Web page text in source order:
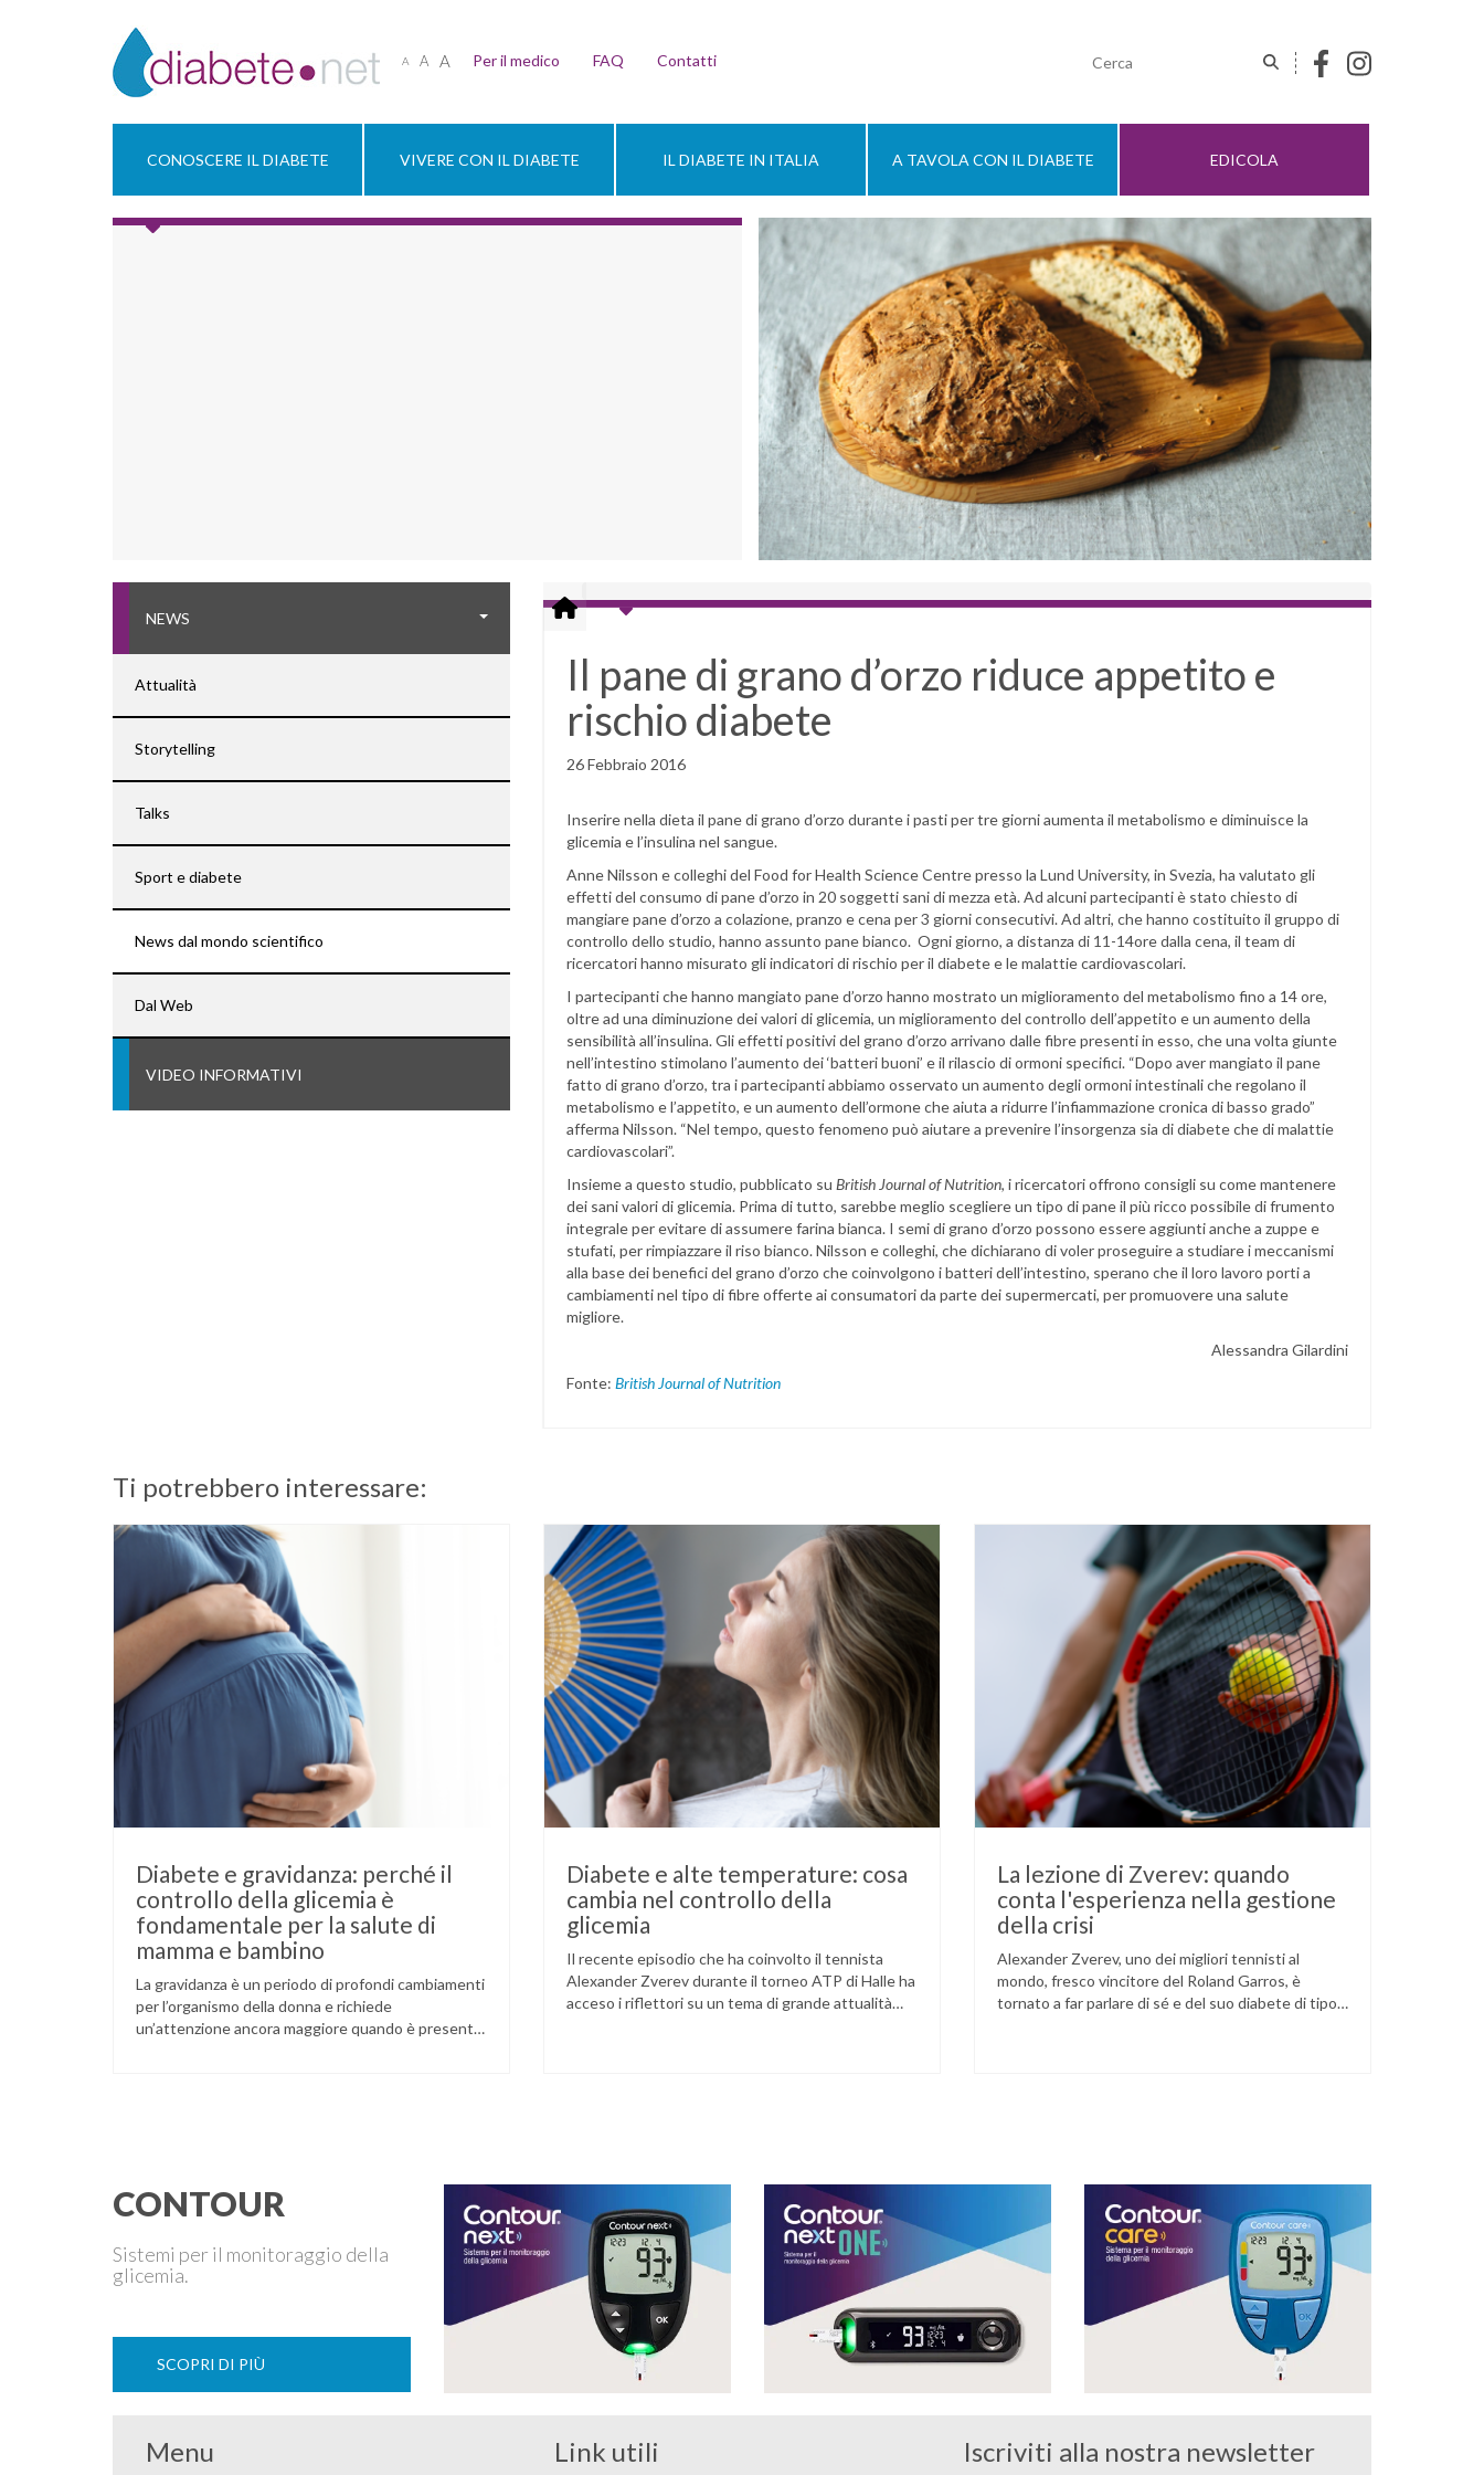
A A A Per il medico FAQ Contatti
CONOSCERE IL DIABETE VIVERE CON IL DIABETE IL DIABETE IN ITALIA A TAVOLA CON IL DIABETE EDICOLA
NEWS
Attualità
Storytelling
Talks
Sport e diabete
News dal mondo scientifico
Dal Web
VIDEO INFORMATIVI
Il pane di grano d’orzo riduce appetito e
rischio diabete
26 Febbraio 2016
Inserire nella dieta il pane di grano d’orzo durante i pasti per tre giorni aumenta il metabolismo e diminuisce la
glicemia e l’insulina nel sangue.
Anne Nilsson e colleghi del Food for Health Science Centre presso la Lund University, in Svezia, ha valutato gli
effetti del consumo di pane d’orzo in 20 soggetti sani di mezza età. Ad alcuni partecipanti è stato chiesto di
mangiare pane d’orzo a colazione, pranzo e cena per 3 giorni consecutivi. Ad altri, che hanno costituito il gruppo di
controllo dello studio, hanno assunto pane bianco. Ogni giorno, a distanza di 11-14ore dalla cena, il team di
ricercatori hanno misurato gli indicatori di rischio per il diabete e le malattie cardiovascolari.
I partecipanti che hanno mangiato pane d’orzo hanno mostrato un miglioramento del metabolismo fino a 14 ore,
oltre ad una diminuzione dei valori di glicemia, un miglioramento del controllo dell’appetito e un aumento della
sensibilità all’insulina. Gli effetti positivi del grano d’orzo arrivano dalle fibre presenti in esso, che una volta giunte
nell’intestino stimolano l’aumento dei ‘batteri buoni’ e il rilascio di ormoni specifici. “Dopo aver mangiato il pane
fatto di grano d’orzo, tra i partecipanti abbiamo osservato un aumento degli ormoni intestinali che regolano il
metabolismo e l’appetito, e un aumento dell’ormone che aiuta a ridurre l’infiammazione cronica di basso grado”
afferma Nilsson. “Nel tempo, questo fenomeno può aiutare a prevenire l’insorgenza sia di diabete che di malattie
cardiovascolari”.
Insieme a questo studio, pubblicato su British Journal of Nutrition, i ricercatori offrono consigli su come mantenere
dei sani valori di glicemia. Prima di tutto, sarebbe meglio scegliere un tipo di pane il più ricco possibile di frumento
integrale per evitare di assumere farina bianca. I semi di grano d’orzo possono essere aggiunti anche a zuppe e
stufati, per rimpiazzare il riso bianco. Nilsson e colleghi, che dichiarano di voler proseguire a studiare i meccanismi
alla base dei benefici del grano d’orzo che coinvolgono i batteri dell’intestino, sperano che il loro lavoro porti a
cambiamenti nel tipo di fibre offerte ai consumatori da parte dei supermercati, per promuovere una salute
migliore.
Alessandra Gilardini
Fonte: British Journal of Nutrition
Ti potrebbero interessare:
Diabete e gravidanza: perché il
controllo della glicemia è
fondamentale per la salute di
mamma e bambino
La gravidanza è un periodo di profondi cambiamenti
per l’organismo della donna e richiede
un’attenzione ancora maggiore quando è presente
Diabete e alte temperature: cosa
cambia nel controllo della
glicemia
Il recente episodio che ha coinvolto il tennista
Alexander Zverev durante il torneo ATP di Halle ha
acceso i riflettori su un tema di grande attualità
La lezione di Zverev: quando
conta l'esperienza nella gestione
della crisi
Alexander Zverev, uno dei migliori tennisti al
mondo, fresco vincitore del Roland Garros, è
tornato a far parlare di sé e del suo diabete di tipo
CONTOUR
Sistemi per il monitoraggio della
glicemia.
SCOPRI DI PIÙ
Menu Link utili Iscriviti alla nostra newsletter